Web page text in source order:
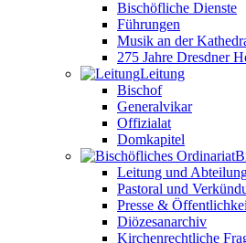
Bischöfliche Dienste
Führungen
Musik an der
275 Jahre Dresdner
Leitung
Bischof
Generalvikar
Offizialat
Domkapitel
Leitung und
Pastoral und
Presse &
Diözesanarchiv
Kirchenrechtliche